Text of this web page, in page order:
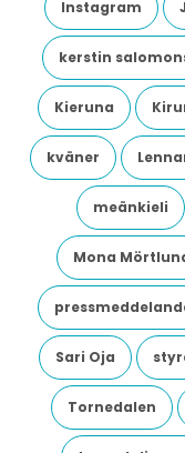
Instagram
kerstin
Kieruna
kväner
meänkieli
Mona
Sari Oja
Tornedalen